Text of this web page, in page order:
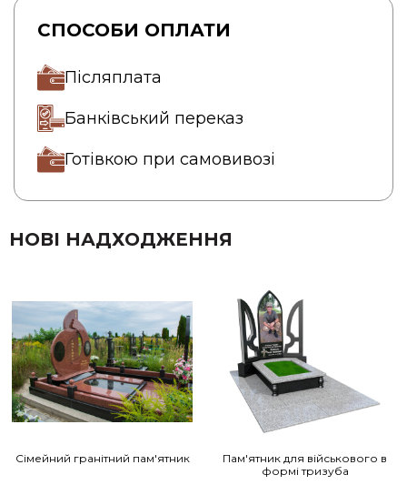
СПОСОБИ ОПЛАТИ
Післяплата
Банківський переказ
Готівкою при самовивозі
НОВІ НАДХОДЖЕННЯ
Сімейний гранітний пам'ятник
Пам'ятник для військового в
формі тризуба